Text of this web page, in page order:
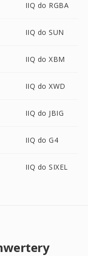
IIQ do RGBA
IIQ do SUN
IIQ do XBM
IIQ do XWD
IIQ do JBIG
IIQ do G4
IIQ do SIXEL